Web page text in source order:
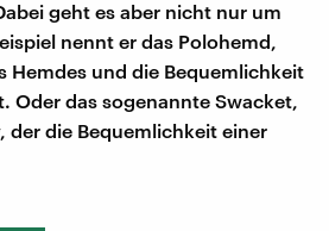
geht es aber nicht nur um
nennt er das Polohemd,
Hemdes und die Bequemlichkeit
Oder das sogenannte Swacket,
der die Bequemlichkeit einer